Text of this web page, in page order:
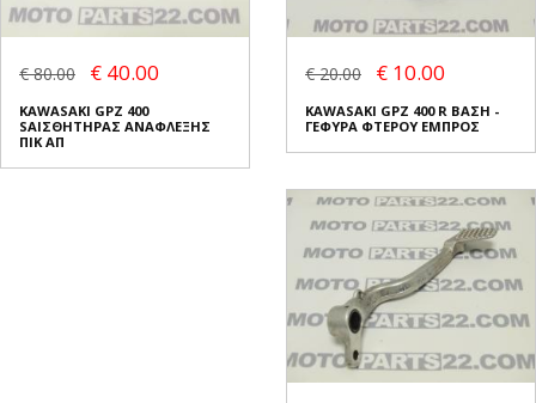
€ 80.00 € 40.00
KAWASAKI GPZ 400
SΑΙΣΘΗΤΗΡΑΣ ΑΝΑΦΛΕΞΗΣ
ΠΙΚ ΑΠ
€ 20.00 € 10.00
KAWASAKI GPZ 400 R ΒΑΣΗ -
ΓΕΦΥΡΑ ΦΤΕΡΟΥ ΕΜΠΡΟΣ